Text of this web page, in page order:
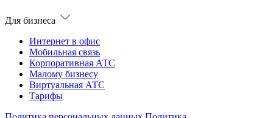
Для бизнеса
Интернет в офис
Мобильная связь
Корпоративная АТС
Малому бизнесу
Виртуальная АТС
Тарифы